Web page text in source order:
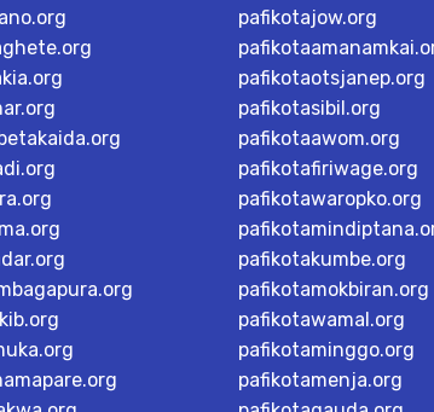
pafikotajow.org
pafikotaotsjanep.org
pafikotasibil.org
pafikotaawom.org
pafikotafiriwage.org
pafikotawaropko.org
pafikotakumbe.org
pafikotamokbiran.org
pafikotawamal.org
pafikotaminggo.org
pafikotamenja.org